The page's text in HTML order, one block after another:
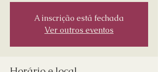
A inscrição está fechada
Ver outros eventos